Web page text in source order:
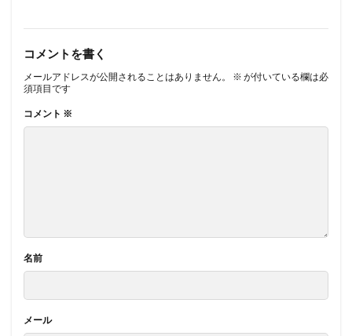
コメントを書く
メールアドレスが公開されることはありません。 ※ が付いている欄は必
須項目です
コメント ※
名前
メール